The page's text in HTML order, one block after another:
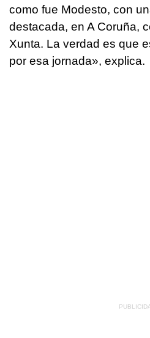
como fue Modesto, con
destacada, en A Coruña,
Xunta. La verdad es que
por esa jornada», explica.